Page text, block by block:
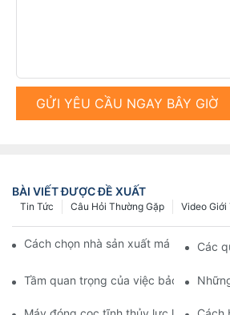
GỬI YÊU CẦU NGAY BÂY GIỜ
BÀI VIẾT ĐƯỢC ĐỀ XUẤT
Video Giới
Câu Hỏi Thường Gặp
Tin Tức
Cách chọn nhà sản xuất máy khoan
Các
Tầm quan trọng của việc bảo trì định